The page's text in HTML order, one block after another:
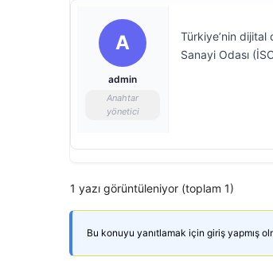
A
admin
Anahtar
yönetici
Türkiye’nin
Sanayi Odası
1 yazı görüntüleniyor (toplam 1)
Bu konuyu yanıtlamak için giriş yapmış